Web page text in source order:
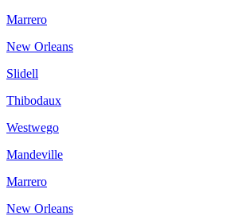
Marrero
New Orleans
Slidell
Thibodaux
Westwego
Mandeville
Marrero
New Orleans